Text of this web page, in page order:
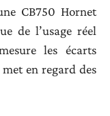
CB750 Hornet
de l’usage réel
les écarts
en regard des